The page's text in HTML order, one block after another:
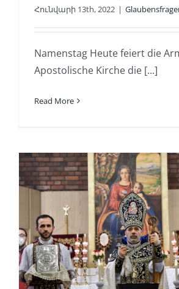
Հունվարի 13th, 2022 |
Namenstag Heute feiert die
Apostolische Kirche die [...]
Read More